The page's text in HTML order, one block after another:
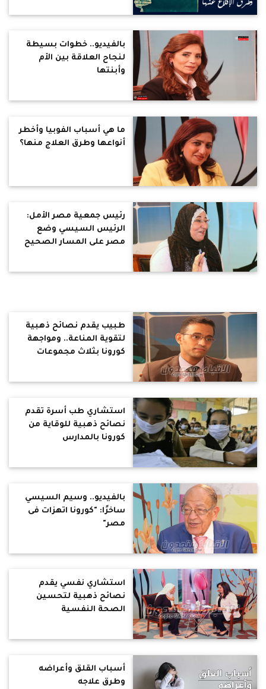
بالفيديو.. خطوات بسيطة
لنجاح العلاقة بين الأم
وأبنتها
ما هي أسباب الفوبيا وأخطر
أنواعها وطرق العلاج منها؟
رئيس جمعية مصر الأمل:
الرئيس السيسي وضع
مصر على المسار الصحيح
طبيب يقدم نصائح ذهبية
لتقوية المناعة.. ومواجهة
كورونا بثلاث مجموعات
استشاري طب أسرة تقدم
نصائح ذهبية للوقاية من
كورونا بالمدارس
بالفيديو.. وسيم السيسي
ساخرًا: "كورونا اتهزات فى
مصر"
استشاري نفسي يقدم
نصائح ذهبية لتحسين
الصحة النفسية
أسباب القلق وأعراضه
وطرق علاجه